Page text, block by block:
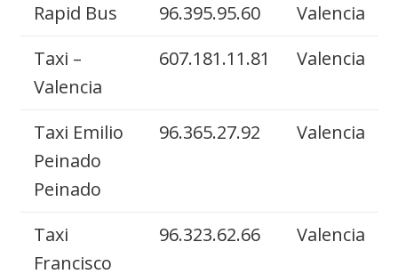
Rapid Bus 96.395.95.60
Valencia
Taxi –
Valencia
607.181.11.81 Valencia
Taxi Emilio
Peinado
Peinado
96.365.27.92 Valencia
Taxi
Francisco
96.323.62.66 Valencia